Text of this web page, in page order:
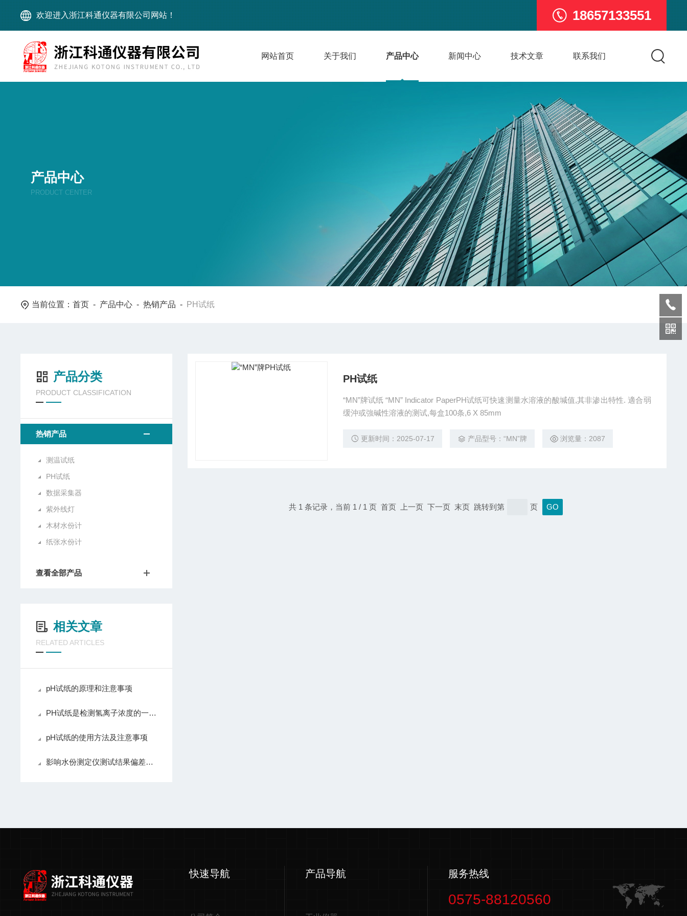
欢迎进入浙江科通仪器有限公司网站！ 18657133551
网站首页 关于我们 产品中心 新闻中心 技术文章 联系我们
产品中心
PRODUCT CENTER
当前位置：首页 - 产品中心 -热销产品 - PH试纸
产品分类
PRODUCT CLASSIFICATION
热销产品
测温试纸
PH试纸
数据采集器
紫外线灯
木材水份计
纸张水份计
查看全部产品
相关文章
RELATED ARTICLES
pH试纸的原理和注意事项
PH试纸是检测氢离子浓度的一种试纸
pH试纸的使用方法及注意事项
影响水份测定仪测试结果偏差的原因及处理方法
PH试纸
“MN”牌试纸 “MN” Indicator PaperPH试纸可快速测量水溶液的酸堿值,其非渗出特性. 適合弱
缓沖或強碱性溶液的测试,每盒100条,6 X 85mm
更新时间：2025-07-17 产品型号：“MN”牌 浏览量：2087
共 1 条记录，当前 1 / 1 页 首页 上一页 下一页 末页 跳转到第 页
快速导航 产品导航 服务热线
0575-88120560